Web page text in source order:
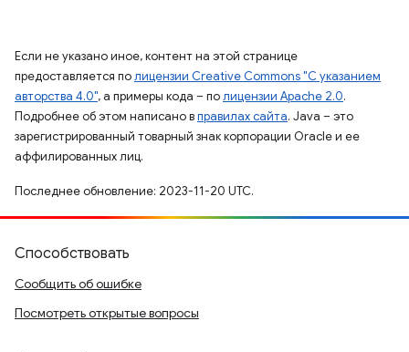
Если не указано иное, контент на этой странице
предоставляется полицензии Creative Commons "С указанием
авторства 4.0", а примеры кода – полицензии Apache 2.0.
Подробнее об этом написано вправилах сайта. Java – это
зарегистрированный товарный знак корпорации Oracle и ее
аффилированных лиц.
Последнее обновление: 2023-11-20 UTC.
Способствовать
Сообщить об ошибке
Посмотреть открытые вопросы